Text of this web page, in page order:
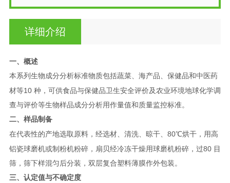
详细介绍
一、概述
本系列生物成分分析标准物质包括蔬菜、海产品、保健品和中医药
材等10 种，可供食品与保健品卫生安全评价及农业环境地球化学调
查与评价等生物样品成分分析用作量值和质量监控标准。
二、样品制备
在代表性的产地选取原料，经选材、清洗、晾干、 80℃烘干，用高
铝瓷球磨机或制粉机粉碎，扇贝经冷冻干燥用球磨机粉碎，过80 目
筛，筛下样混匀后分装，双层复合塑料薄膜作外包装。
三、认定值与不确定度